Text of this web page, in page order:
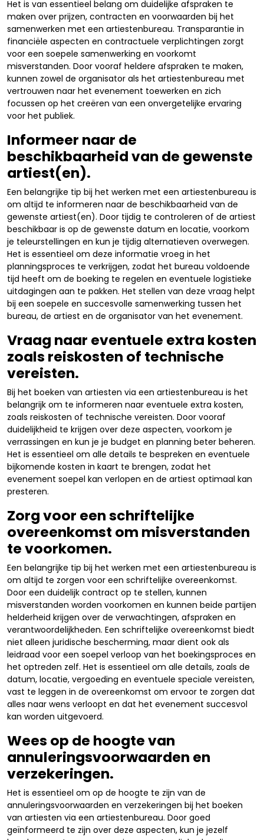
Het is van essentieel belang om duidelijke afspraken te
maken over prijzen, contracten en voorwaarden bij het
samenwerken met een artiestenbureau. Transparantie in
financiële aspecten en contractuele verplichtingen zorgt
voor een soepele samenwerking en voorkomt
misverstanden. Door vooraf heldere afspraken te maken,
kunnen zowel de organisator als het artiestenbureau met
vertrouwen naar het evenement toewerken en zich
focussen op het creëren van een onvergetelijke ervaring
voor het publiek.
Informeer naar de
beschikbaarheid van de gewenste
artiest(en).
Een belangrijke tip bij het werken met een artiestenbureau is
om altijd te informeren naar de beschikbaarheid van de
gewenste artiest(en). Door tijdig te controleren of de artiest
beschikbaar is op de gewenste datum en locatie, voorkom
je teleurstellingen en kun je tijdig alternatieven overwegen.
Het is essentieel om deze informatie vroeg in het
planningsproces te verkrijgen, zodat het bureau voldoende
tijd heeft om de boeking te regelen en eventuele logistieke
uitdagingen aan te pakken. Het stellen van deze vraag helpt
bij een soepele en succesvolle samenwerking tussen het
bureau, de artiest en de organisator van het evenement.
Vraag naar eventuele extra kosten
zoals reiskosten of technische
vereisten.
Bij het boeken van artiesten via een artiestenbureau is het
belangrijk om te informeren naar eventuele extra kosten,
zoals reiskosten of technische vereisten. Door vooraf
duidelijkheid te krijgen over deze aspecten, voorkom je
verrassingen en kun je je budget en planning beter beheren.
Het is essentieel om alle details te bespreken en eventuele
bijkomende kosten in kaart te brengen, zodat het
evenement soepel kan verlopen en de artiest optimaal kan
presteren.
Zorg voor een schriftelijke
overeenkomst om misverstanden
te voorkomen.
Een belangrijke tip bij het werken met een artiestenbureau is
om altijd te zorgen voor een schriftelijke overeenkomst.
Door een duidelijk contract op te stellen, kunnen
misverstanden worden voorkomen en kunnen beide partijen
helderheid krijgen over de verwachtingen, afspraken en
verantwoordelijkheden. Een schriftelijke overeenkomst biedt
niet alleen juridische bescherming, maar dient ook als
leidraad voor een soepel verloop van het boekingsproces en
het optreden zelf. Het is essentieel om alle details, zoals de
datum, locatie, vergoeding en eventuele speciale vereisten,
vast te leggen in de overeenkomst om ervoor te zorgen dat
alles naar wens verloopt en dat het evenement succesvol
kan worden uitgevoerd.
Wees op de hoogte van
annuleringsvoorwaarden en
verzekeringen.
Het is essentieel om op de hoogte te zijn van de
annuleringsvoorwaarden en verzekeringen bij het boeken
van artiesten via een artiestenbureau. Door goed
geïnformeerd te zijn over deze aspecten, kun je jezelf